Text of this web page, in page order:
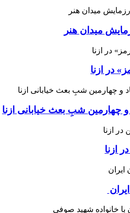
میدان هنر
در ازنا
چهارمین شبِ بعث خیابانی ازنا
ازنا